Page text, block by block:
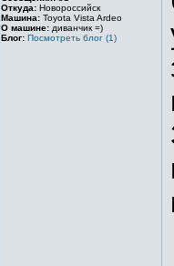
Откуда: Новороссийск
Машина: Toyota Vista Ardeo
О машине: диванчик =)
Блог: Посмотреть блог (1)